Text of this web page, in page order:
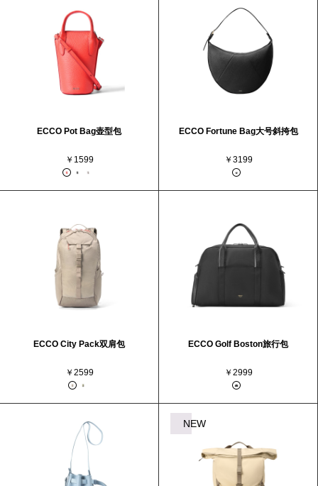
ECCO Pot Bag壶型包
￥1599
ECCO Fortune Bag大号斜挎包
￥3199
ECCO City Pack双肩包
￥2599
ECCO Golf Boston旅行包
￥2999
NEW